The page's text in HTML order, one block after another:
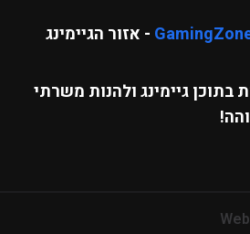
- אזור הגיימינג
בתוכן גיימינג ולהנות משרתי